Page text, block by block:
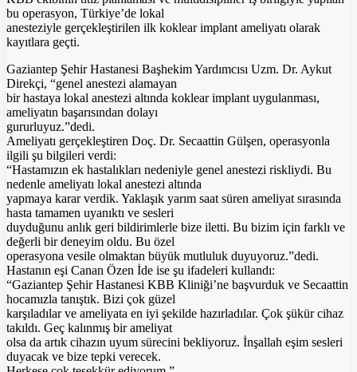
bu operasyon, Türkiye’de lokal
anesteziyle gerçekleştirilen ilk koklear implant ameliyatı olarak
kayıtlara geçti.
Gaziantep Şehir Hastanesi Başhekim Yardımcısı Uzm. Dr. Aykut
Direkçi, “genel anestezi alamayan
bir hastaya lokal anestezi altında koklear implant uygulanması,
ameliyatın başarısından dolayı
gururluyuz.”dedi.
Ameliyatı gerçekleştiren Doç. Dr. Secaattin Gülşen, operasyonla
ilgili şu bilgileri verdi:
“Hastamızın ek hastalıkları nedeniyle genel anestezi riskliydi. Bu
nedenle ameliyatı lokal anestezi altında
yapmaya karar verdik. Yaklaşık yarım saat süren ameliyat sırasında
hasta tamamen uyanıktı ve sesleri
duyduğunu anlık geri bildirimlerle bize iletti. Bu bizim için farklı ve
değerli bir deneyim oldu. Bu özel
operasyona vesile olmaktan büyük mutluluk duyuyoruz.”dedi.
Hastanın eşi Canan Özen İde ise şu ifadeleri kullandı:
“Gaziantep Şehir Hastanesi KBB Kliniği’ne başvurduk ve Secaattin
hocamızla tanıştık. Bizi çok güzel
karşıladılar ve ameliyata en iyi şekilde hazırladılar. Çok şükür cihaz
takıldı. Geç kalınmış bir ameliyat
olsa da artık cihazın uyum sürecini bekliyoruz. İnşallah eşim sesleri
duyacak ve bize tepki verecek.